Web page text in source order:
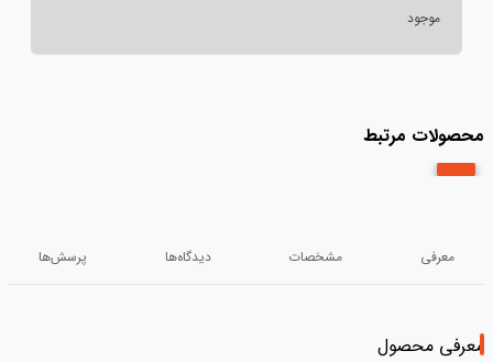
موجود
محصولات مرتبط
معرفی مشخصات دیدگاه‌ها پرسش‌ها
معرفی محصول